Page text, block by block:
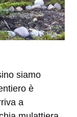
siamo
è
a